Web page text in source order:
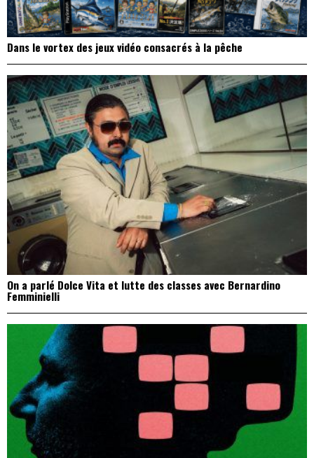
Dans le vortex des jeux vidéo consacrés à la pêche
On a parlé Dolce Vita et lutte des classes avec Bernardino
Femminielli